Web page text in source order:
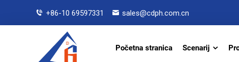
+86-10 69597331 sales@cdph.com.cn
Početna stranica Scenarij